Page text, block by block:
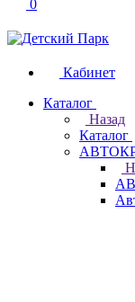
0
Кабинет
Каталог
Назад
Каталог